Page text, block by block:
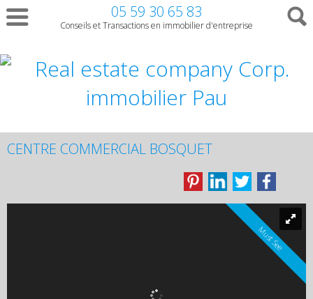
05 59 30 65 83
Conseils et Transactions en immobilier d'entreprise
CENTRE COMMERCIAL BOSQUET
Must See